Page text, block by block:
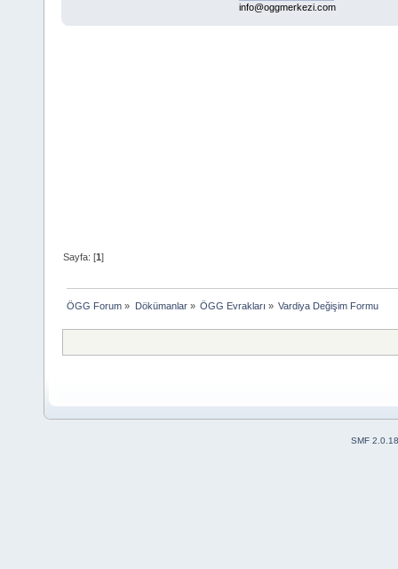
info@oggmerkezi.com
Sayfa: [1]
ÖGG Forum » Dökümanlar» ÖGG Evrakları » Vardiya Değişim Formu
SMF 2.0.18